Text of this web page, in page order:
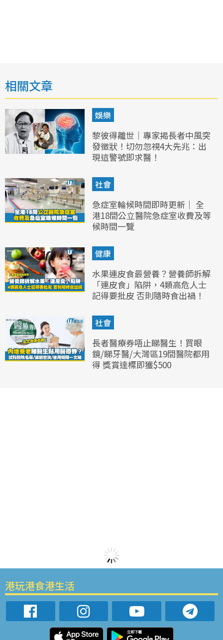
相關文章
娛樂
黎彼得離世｜專家揭長者中風突
發徵狀！切勿忽視4大先兆：出
現這警號即求醫！
社會
急症室輪候時間即時更新｜ 全
港18間公立醫院急症室收費及等
候時間一覽
健康
水果連皮食最營養？營養師拆解
「連皮食」陷阱，4類高危人士
記得要批皮 否則隨時食出禍！
社會
長者醫療券唔止睇醫生！買眼
鏡/睇牙醫/大灣區19間醫院都用
得 獎賞達標即獲$500
港玩港食港生活